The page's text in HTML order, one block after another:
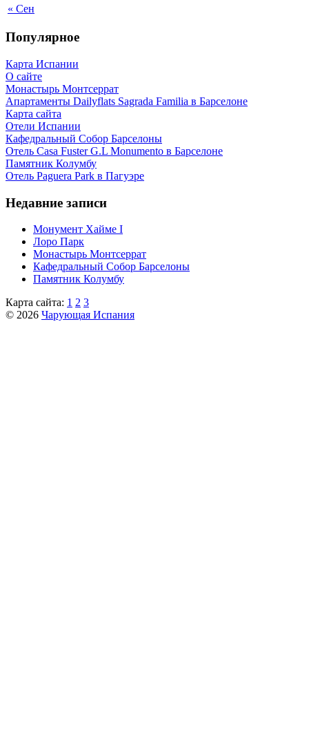
« Сен
Популярное
Карта Испании
О сайте
Монастырь Монтсеррат
Апартаменты Dailyflats Sagrada Familia в Барселоне
Карта сайта
Отели Испании
Кафeдрaльный Собор Барселоны
Отель Casa Fuster G.L Monumento в Барселоне
Пaмятник Колумбу
Отель Paguera Park в Пагуэре
Недавние записи
Монумент Хайме I
Лоро Парк
Монастырь Монтсеррат
Кафeдрaльный Собор Барселоны
Пaмятник Колумбу
Карта сайта: 1 2 3
© 2026 Чарующая Испания